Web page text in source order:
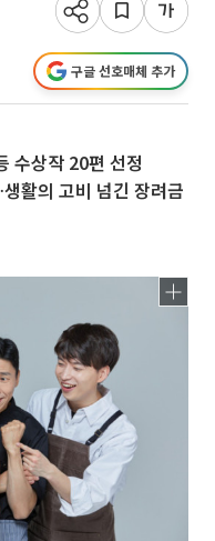
구글 선호매체 추가
수상작 20편 선정
활의 고비 넘긴 장려금